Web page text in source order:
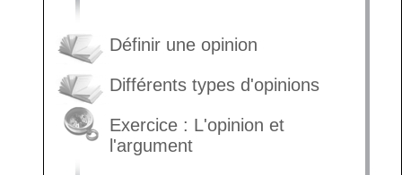
Définir une opinion
Différents types d'opinions
Exercice : L'opinion et
l'argument